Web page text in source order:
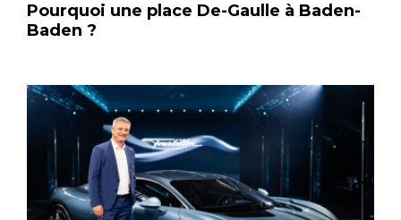
Pourquoi une place De-Gaulle à Baden-
Baden ?